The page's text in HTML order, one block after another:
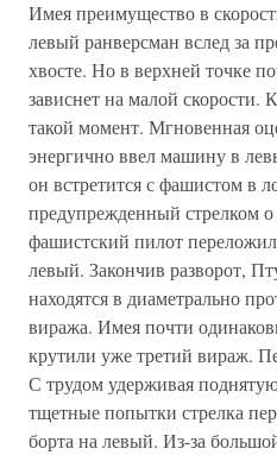
Имея преимущество в
левый ранверсман вслед за
хвосте. Но в верхней точке
зависнет на малой скорости.
такой момент. Мгновенная
энергично ввел машину в
он встретится с фашистом в
предупрежденный стрелком о
фашистский пилот
левый. Закончив разворот,
находятся в диаметрально
виража. Имея почти
крутили уже третий вираж.
С трудом удерживая
тщетные попытки стрелка
борта на левый. Из-за